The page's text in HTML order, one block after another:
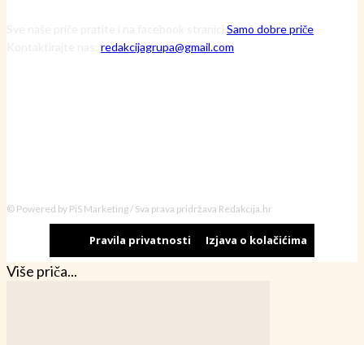
Samo dobre priče
redakcijagrupa@gmail.com
© Powered by PiS Marketing / Sva prava pridržava Redakcija.hr
Pravila privatnosti Izjava o kolačićima
Više priča...